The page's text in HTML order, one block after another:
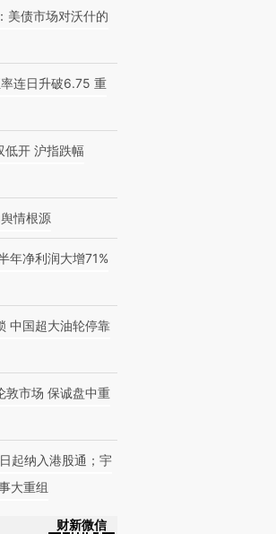
美债市场对沃什的
连日升破6.75 重
低开 沪指跌幅
情根源
年净利润大增71%
中国超大油轮停靠
敦市场 保诚盘中重
起纳入港股通；宇
大重组
财新微信